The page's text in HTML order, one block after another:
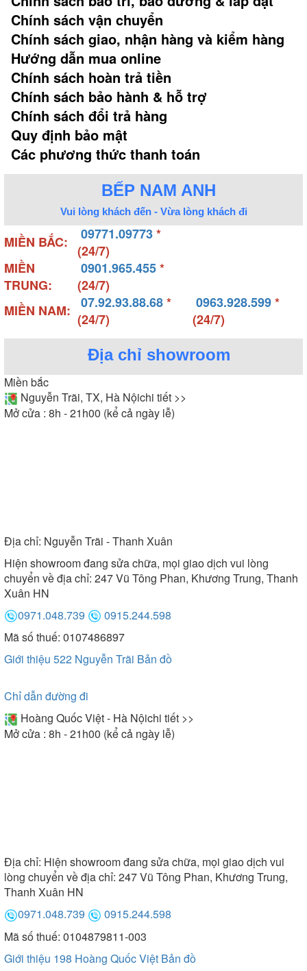
Chính sách vận chuyển
Chính sách giao, nhận hàng và kiểm hàng
Hướng dẫn mua online
Chính sách hoàn trả tiền
Chính sách bảo hành & hỗ trợ
Chính sách đổi trả hàng
Quy định bảo mật
Các phương thức thanh toán
BẾP NAM ANH
Vui lòng khách đến - Vừa lòng khách đi
MIỀN BẮC: 09771.09773*
(24/7)
MIỀN
TRUNG:
0901.965.455*
(24/7)
MIỀN NAM:
07.92.93.88.68*
(24/7)
0963.928.599*
(24/7)
Địa chỉ showroom
Miền bắc
Nguyễn Trãi, TX, Hà Nộichi tiết >>
Mở cửa : 8h - 21h00 (kể cả ngày lễ)
Địa chỉ: Nguyễn Trãi - Thanh Xuân
Hiện showroom đang sửa chữa, mọi giao dịch vui lòng
chuyển về địa chỉ: 247 Vũ Tông Phan, Khương Trung, Thanh
Xuân HN
0971.048.739
0915.244.598
Mã số thuế: 0107486897
Giới thiệu 522 Nguyễn Trãi Bản đồ
Chỉ dẫn đường đi
Hoàng Quốc Việt - Hà Nộichi tiết >>
Mở cửa : 8h - 21h00 (kể cả ngày lễ)
Địa chỉ: Hiện showroom đang sửa chữa, mọi giao dịch vui
lòng chuyển về địa chỉ: 247 Vũ Tông Phan, Khương Trung,
Thanh Xuân HN
0971.048.739
0915.244.598
Mã số thuế: 0104879811-003
Giới thiệu 198 Hoàng Quốc Việt Bản đồ